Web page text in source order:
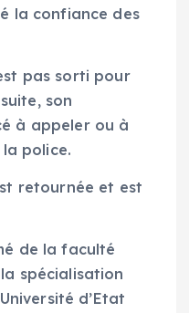
la confiance des
pas sorti pour
son
à appeler ou à
police.
retournée et est
de la faculté
spécialisation
d’Etat